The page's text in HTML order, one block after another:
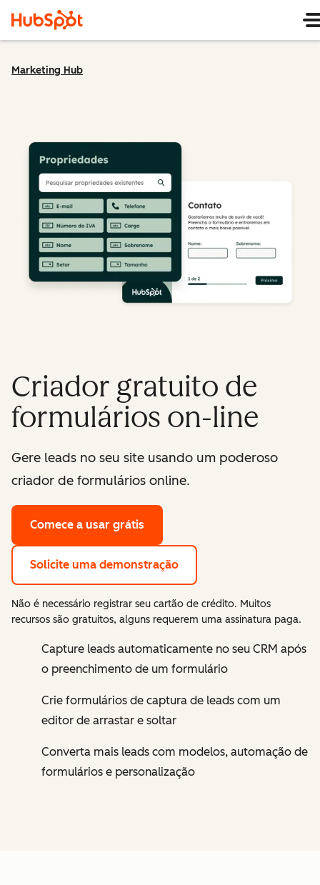
Marketing Hub
Criador gratuito de
formulários on-line
Gere leads no seu site usando um poderoso
criador de formulários online.
Comece a usar grátis
Solicite uma demonstração
Não é necessário registrar seu cartão de crédito. Muitos
recursos são gratuitos, alguns requerem uma assinatura paga.
Capture leads automaticamente no seu CRM após
o preenchimento de um formulário
Crie formulários de captura de leads com um
editor de arrastar e soltar
Converta mais leads com modelos, automação de
formulários e personalização